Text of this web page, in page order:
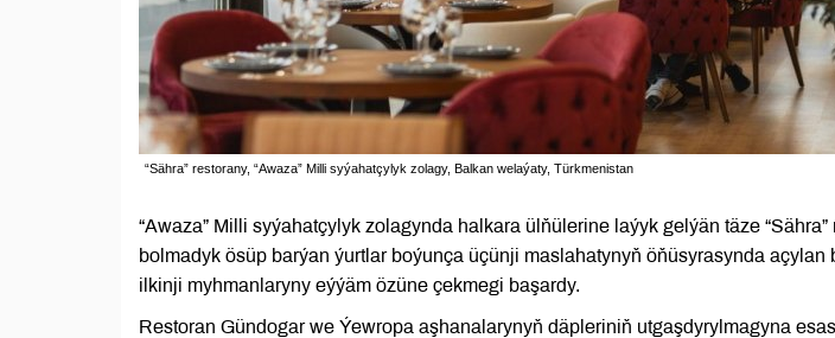
“Sähra” restorany, “Awaza” Milli syýahatçylyk zolagy, Balkan welaýaty, Türkmenistan
“Awaza” Milli syýahatçylyk zolagynda halkara ülňülerine laýyk gelýän täze
bolmadyk ösüp barýan ýurtlar boýunça üçünji maslahatynyň öňüsyrasynda
ilkinji myhmanlaryny eýýäm özüne çekmegi başardy.
Restoran Gündogar we Ýewropa aşhanalarynyň däpleriniň utgaşdyrylmagyna